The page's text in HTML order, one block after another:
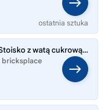
ostatnia sztuka
LEGO FRIENDS 42643 Stoisko z watą cukrową i skuter Super Zestaw 110 El
bricksplace